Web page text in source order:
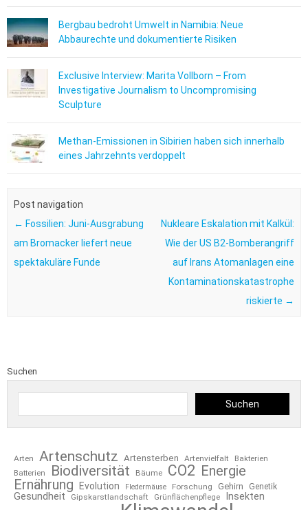
Bergbau bedroht Umwelt in Namibia: Neue
Abbaurechte und dokumentierte Risiken
Exclusive Interview: Marita Vollborn – From
Investigative Journalism to Uncompromising
Sculpture
Methan-Emissionen in Sibirien haben sich innerhalb
eines Jahrzehnts verdoppelt
Post navigation
← Fossilien: Juni-Ausgrabung
am Bromacker liefert neue
spektakuläre Funde
Nukleare Eskalation mit Kalkül:
Wie der US B2-Bomberangriff
auf Irans Atomanlagen eine
Kontaminationskatastrophe
riskierte →
Suchen
Suchen
Arten Artenschutz Artensterben Artenvielfalt
Bakterien
Batterien
Biodiversität Bäume CO2 Energie
Ernährung
Evolution Fledermäuse Forschung Gehirn Genetik
Gesundheit Gipskarstlandschaft Grünflächenpflege Insekten